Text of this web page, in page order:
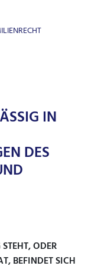
IN
DES
ODER
BEFINDET SICH